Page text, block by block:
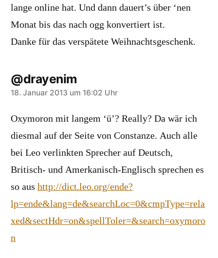
lange online hat. Und dann dauert’s über ‘nen
Monat bis das nach ogg konvertiert ist.
Danke für das verspätete Weihnachtsgeschenk.
@drayenim
sagt:
18. Januar 2013 um 16:02 Uhr
Oxymoron mit langem ‘ü’? Really? Da wär ich
diesmal auf der Seite von Constanze. Auch alle
bei Leo verlinkten Sprecher auf Deutsch,
Britisch- und Amerkanisch-Englisch sprechen es
so aus http://dict.leo.org/ende?
lp=ende&lang=de&searchLoc=0&cmpType=rela
xed&sectHdr=on&spellToler=&search=oxymoro
n